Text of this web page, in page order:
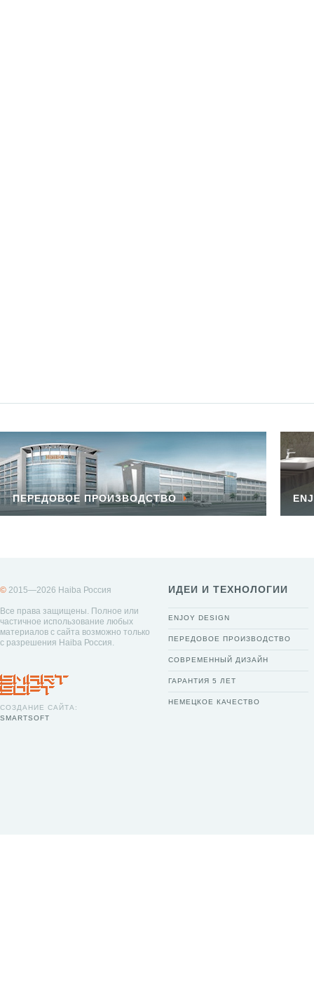
ПЕРЕДОВОЕ ПРОИЗВОДСТВО
© 2015—2026 Haiba Россия
Все права защищены. Полное или
частичное использование любых
материалов с сайта возможно только
с разрешения Haiba Россия.
СОЗДАНИЕ САЙТА:
SMARTSOFT
ИДЕИ И ТЕХНОЛОГИИ
ENJOY DESIGN
ПЕРЕДОВОЕ ПРОИЗВОДСТВО
СОВРЕМЕННЫЙ ДИЗАЙН
ГАРАНТИЯ 5 ЛЕТ
НЕМЕЦКОЕ КАЧЕСТВО